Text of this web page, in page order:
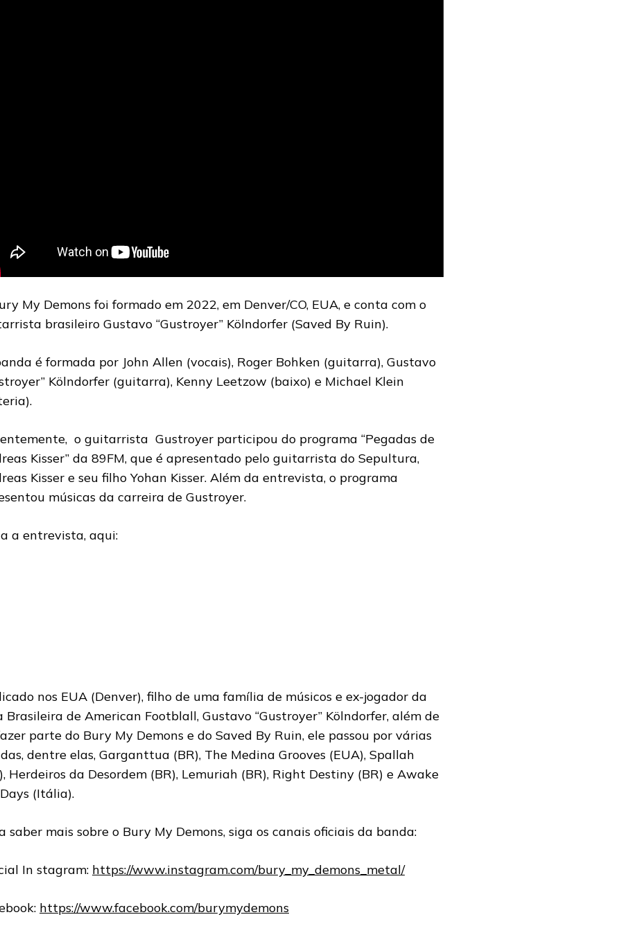
My Demons foi formado em 2022, em Denver/CO, EUA, e conta com o
brasileiro Gustavo “Gustroyer” Kölndorfer (Saved By Ruin).
é formada por John Allen (vocais), Roger Bohken (guitarra), Gustavo
Kölndorfer (guitarra), Kenny Leetzow (baixo) e Michael Klein
o guitarrista Gustroyer participou do programa “Pegadas de
Kisser” da 89FM, que é apresentado pelo guitarrista do Sepultura,
Kisser e seu filho Yohan Kisser. Além da entrevista, o programa
músicas da carreira de Gustroyer.
a entrevista, aqui:
nos EUA (Denver), filho de uma família de músicos e ex-jogador da
Brasileira de American Footblall, Gustavo “Gustroyer” Kölndorfer, além de
parte do Bury My Demons e do Saved By Ruin, ele passou por várias
dentre elas, Garganttua (BR), The Medina Grooves (EUA), Spallah
Herdeiros da Desordem (BR), Lemuriah (BR), Right Destiny (BR) e Awake
(Itália).
saber mais sobre o Bury My Demons, siga os canais oficiais da banda:
In stagram: https://www.instagram.com/bury_my_demons_metal/
https://www.facebook.com/burymydemons